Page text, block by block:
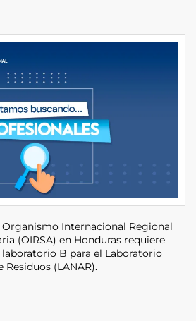
Organismo Internacional Regional
(OIRSA) en Honduras requiere
B para el Laboratorio
Residuos (LANAR).